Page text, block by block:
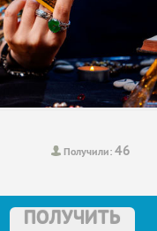
Получили:46
ПОЛУЧИТЬ